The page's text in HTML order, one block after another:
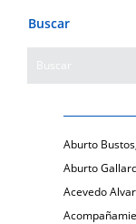
Buscar
Aburto
Aburto
Acevedo